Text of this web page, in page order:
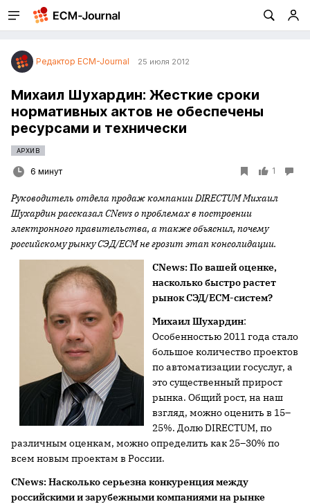
Редактор ECM-Journal 25 июля 2012
Михаил Шухардин: Жесткие сроки
нормативных актов не обеспечены
ресурсами и технически
АРХИВ
6 минут 1
Руководитель отдела продаж компанииDIRECTUMМихаил
Шухардин рассказалCNewsо проблемах в построении
электронного правительства, а также объяснил, почему
российскому рынкуCЭД/ECMне грозит этап консолидации.
СNews: По вашей оценке,
насколько быстро растет
рынок СЭД/ECM-cистем?
Михаил Шухардин:
Особенностью 2011 года стало
большое количество проектов
по автоматизации госуслуг, а
это существенный прирост
рынка. Общий рост, на наш
взгляд, можно оценить в 15–
25%. Долю DIRECTUM, по
различным оценкам, можно определить как 25–30% по
всем новым проектам в России.
CNews: Насколько серьезна конкуренция между
российскими и зарубежными компаниями на рынке